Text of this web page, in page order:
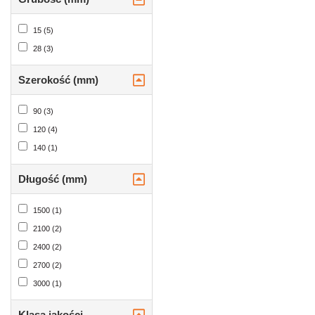
15 (5)
28 (3)
Szerokość (mm)
90 (3)
120 (4)
140 (1)
Długość (mm)
1500 (1)
2100 (2)
2400 (2)
2700 (2)
3000 (1)